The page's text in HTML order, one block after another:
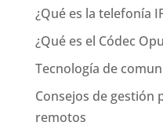
¿Qué es la telefonía
¿Qué es el Códec
Tecnología de
Consejos de gestión
remotos